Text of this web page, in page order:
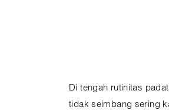
Di tengah rutinitas
tidak seimbang sering